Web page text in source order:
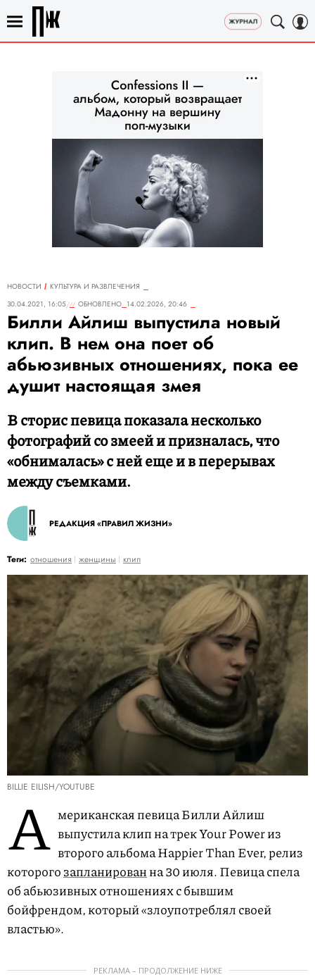
НОВОСТИ
КУЛЬТУРА И РАЗВЛЕЧЕНИЯ
30.04.2021, 16:05
ОБНОВЛЕНО 14.02.2026, 20:46
Билли Айлиш выпустила новый
клип. В нем она поет об
абьюзивных отношениях, пока ее
душит настоящая змея
В сторис певица показала несколько
фотографий со змеей и призналась, что
«обнималась» с ней еще и в перерывах
между съемками.
РЕДАКЦИЯ «ПРАВИЛ ЖИЗНИ»
Теги: отношения женщины клип
BILLIE EILISH/YOUTUBE
А мериканская певица Билли Айлиш
выпустила клип на трек Your Power из
второго альбома Happier Than Ever, релиз
которогозапланированна 30 июля. Певица спела
об абьюзивных отношениях с бывшим
бойфрендом, который «злоупотреблял своей
властью».
РЕКЛАМА – ПРОДОЛЖЕНИЕ НИЖЕ